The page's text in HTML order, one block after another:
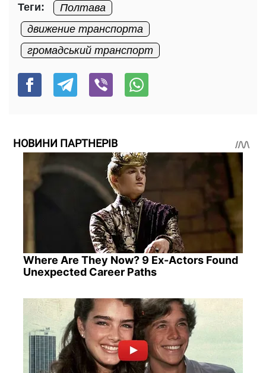
Теги:
Полтава
движение транспорта
громадський транспорт
НОВИНИ ПАРТНЕРІВ
Where Are They Now? 9 Ex-Actors Found
Unexpected Career Paths